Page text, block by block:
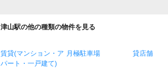
津山駅の他の種類の物件を見る
賃貸(マンション・ア
パート・一戸建て)
月極駐車場 貸店舗